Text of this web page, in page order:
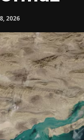
2026